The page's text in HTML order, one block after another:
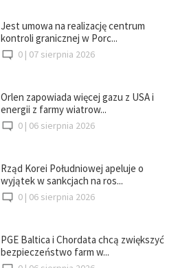
Jest umowa na realizację centrum
kontroli granicznej w Porc...
0 | 07 sierpnia 2026
Orlen zapowiada więcej gazu z USA i
energii z farmy wiatrow...
0 | 06 sierpnia 2026
Rząd Korei Południowej apeluje o
wyjątek w sankcjach na ros...
0 | 06 sierpnia 2026
PGE Baltica i Chordata chcą zwiększyć
bezpieczeństwo farm w...